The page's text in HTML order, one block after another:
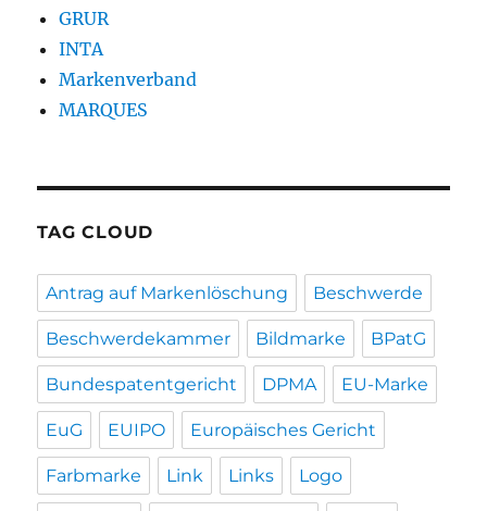
GRUR
INTA
Markenverband
MARQUES
TAG CLOUD
Antrag auf Markenlöschung Beschwerde
Beschwerdekammer Bildmarke BPatG
Bundespatentgericht DPMA EU-Marke
EuG EUIPO Europäisches Gericht
Farbmarke Link Links Logo